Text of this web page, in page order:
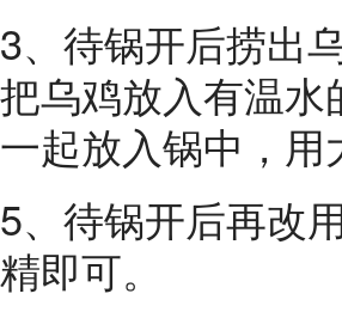
3、待锅开后捞出
把乌鸡放入有温
一起放入锅中，用
5、待锅开后再改
精即可。